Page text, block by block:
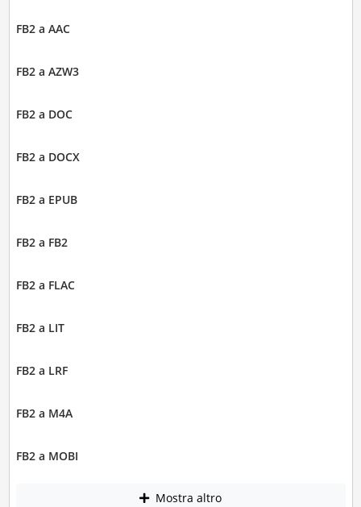
FB2 a AAC
FB2 a AZW3
FB2 a DOC
FB2 a DOCX
FB2 a EPUB
FB2 a FB2
FB2 a FLAC
FB2 a LIT
FB2 a LRF
FB2 a M4A
FB2 a MOBI
Mostra altro